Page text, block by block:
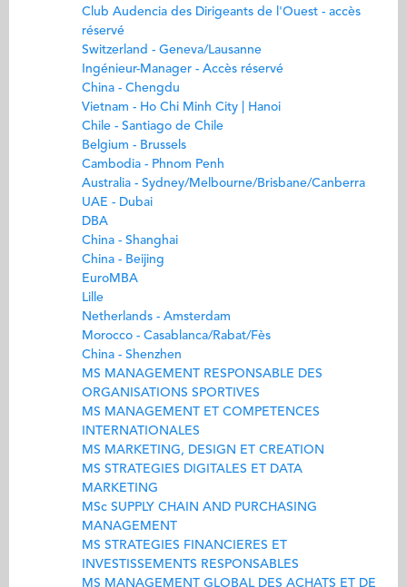
Club Audencia des Dirigeants de l'Ouest - accès
réservé
Switzerland - Geneva/Lausanne
Ingénieur-Manager - Accès réservé
China - Chengdu
Vietnam - Ho Chi Minh City | Hanoi
Chile - Santiago de Chile
Belgium - Brussels
Cambodia - Phnom Penh
Australia - Sydney/Melbourne/Brisbane/Canberra
UAE - Dubai
DBA
China - Shanghai
China - Beijing
EuroMBA
Lille
Netherlands - Amsterdam
Morocco - Casablanca/Rabat/Fès
China - Shenzhen
MS MANAGEMENT RESPONSABLE DES
ORGANISATIONS SPORTIVES
MS MANAGEMENT ET COMPETENCES
INTERNATIONALES
MS MARKETING, DESIGN ET CREATION
MS STRATEGIES DIGITALES ET DATA
MARKETING
MSc SUPPLY CHAIN AND PURCHASING
MANAGEMENT
MS STRATEGIES FINANCIERES ET
INVESTISSEMENTS RESPONSABLES
MS MANAGEMENT GLOBAL DES ACHATS ET DE